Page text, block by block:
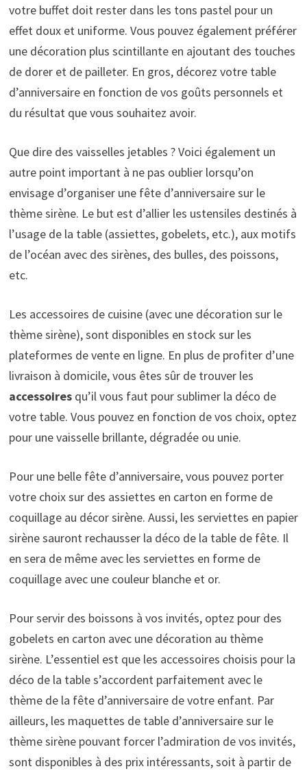
votre buffet doit rester dans les tons pastel pour un
effet doux et uniforme. Vous pouvez également préférer
une décoration plus scintillante en ajoutant des touches
de dorer et de pailleter. En gros, décorez votre table
d’anniversaire en fonction de vos goûts personnels et
du résultat que vous souhaitez avoir.
Que dire des vaisselles jetables ? Voici également un
autre point important à ne pas oublier lorsqu’on
envisage d’organiser une fête d’anniversaire sur le
thème sirène. Le but est d’allier les ustensiles destinés à
l’usage de la table (assiettes, gobelets, etc.), aux motifs
de l’océan avec des sirènes, des bulles, des poissons,
etc.
Les accessoires de cuisine (avec une décoration sur le
thème sirène), sont disponibles en stock sur les
plateformes de vente en ligne. En plus de profiter d’une
livraison à domicile, vous êtes sûr de trouver les
accessoires qu’il vous faut pour sublimer la déco de
votre table. Vous pouvez en fonction de vos choix, optez
pour une vaisselle brillante, dégradée ou unie.
Pour une belle fête d’anniversaire, vous pouvez porter
votre choix sur des assiettes en carton en forme de
coquillage au décor sirène. Aussi, les serviettes en papier
sirène sauront rechausser la déco de la table de fête. Il
en sera de même avec les serviettes en forme de
coquillage avec une couleur blanche et or.
Pour servir des boissons à vos invités, optez pour des
gobelets en carton avec une décoration au thème
sirène. L’essentiel est que les accessoires choisis pour la
déco de la table s’accordent parfaitement avec le
thème de la fête d’anniversaire de votre enfant. Par
ailleurs, les maquettes de table d’anniversaire sur le
thème sirène pouvant forcer l’admiration de vos invités,
sont disponibles à des prix intéressants, soit à partir de